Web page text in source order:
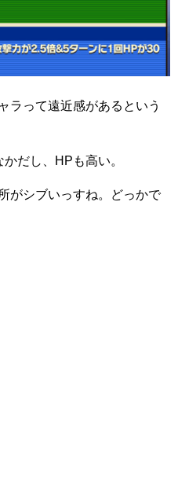
ラって遠近感があるという
だし、HPも高い。
がシブいっすね。どっかで